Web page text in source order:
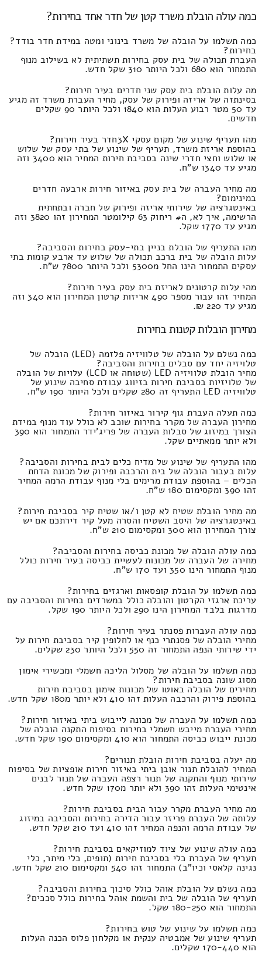
כמה עולה הובלת משרד קטן של חדר אחד בחירות?
כמה תשלמו על הובלה של משרד בינוני ומטה במידת חדר בודד?
בחירות?
העברת תכולה של בית עסק בחירות תשתיתית לא בשילוב מנוף
התמחור הוא 680 ולכל היותר 310 שקל חדש.
מה עלות הובלת בית עסק שני חדרים בעיר חירות?
בסינתזה של אריזה ופירוק של עסק, מחיר העברת משרד זה מגיע
עד 50 מטר רבוע העלות הוא 1840 ולכל היותר 90 שקלים
חדשים.
מהו תעריף שינוע של מקום עסקי 3Xחדר בעיר חירות?
בהוספת אריזת משרד, תעריף של שינוע של בתי עסק של שלוש
או שלוש וחצי חדרי שינה בסביבת חירות המחיר הוא 3400 וזה
מגיע עד 1340 ש"ח.
מה מחיר העברה של בית עסק באיזור חירות ארבעה חדרים
במינימום?
באינטגרציה של שירותי אריזה ופירוק של חברה ובתחתית
הרשימה, איך לא, ה# ריחוק 63 קילומטר המחירון זהו 3820 וזה
מגיע עד 1770 שקל.
מהו התעריף של הובלת בניין בתי-עסק בחירות והסביבה?
עלות הובלה של בית ברכב תכולה של שלוש עד ארבע קומות בתי
עסקים התמחור הינו החל מ5300 ולכל היותר 7800 ש"ח.
מהי עלות קרטונים לאריזת בית עסק בעיר חירות?
המחיר זהו עבור מספר 490 אריזות קרטון המחירון הוא 340 וזה
מגיע עד 220 ₪.
מחירון הובלות קטנות בחירות
כמה נשלם על הובלה של טלוויזיה פלזמה (LED) הובלה של
טלויזיה יחד עם סבלים בחירות והסביבה?
מחיר הובלת טלוויזיה LED (שטוחה או LCD) עלויות של הובלה
של טלויזיות בסביבת חירות בזיווג עבודת סחיבה שינוע של
טלוויזיה LED התעריף זה 280 שקלים ולכל היותר 190 ש"ח.
כמה תעלה העברת גוף קירור באיזור חירות?
מחירון העברה של מקרר בחירות שוכב לא כולל עוד מנוף במידת
הצורך במיזוג של סבלות העברה של פריג'ידר התמחור הוא 390
ולא יותר ממאתיים שקל.
מהו התעריף של שינוע של מדיח כלים לבית בחירות והסביבה?
עלות בעבור הובלה של בית והרכבה ופירוק של מכונת הדחת
הכלים – בהוספת עבודת מרימים בלי מנוף עבודת הרמה המחיר
זהו 390 ומקסימום 180 ש"ח.
מה מחיר הובלת שטיח לא קטן ו/או שטיח קיר בסביבת חירות?
באינטגרציה של היסב השטיח והסרה מעל קיר דירתכם אם יש
צורך המחירון הוא 300 ומקסימום 210 ש"ח.
כמה עולה הובלה של מכונת כביסה בחירות והסביבה?
מחירה של העברה של מכונות לעשיית כביסה בעיר חירות כולל
מנוף התמחור הינו 350 ועד 170 ש"ח.
כמה תשלמו על הובלת קופסאות וארגזים בחירות?
עריכת ארגזי הקרטון והובלה כולל במשרדים בחירות והסביבה עם
מדרגות בלבד המחירון הינו 290 ולכל היותר 190 שקל.
כמה עולה העברות פסנתר בעיר חירות?
מחירי הובלה של פסנתרי כנף או לחלופין קיר בסביבת חירות על
ידי שירותי הנפה התמחור זה 550 ולכל היותר 230 שקלים.
כמה תשלמו על הובלה של מסלול הליכה חשמלי ומכשירי אימון
מסוג שונה בסביבת חירות?
מחירים של הובלה באוטו של מכונות אימון בסביבת חירות
בהוספת פירוק והרכבה העלות זהו 410 ולא יותר מ180 שקל חדש.
כמה תשלמו על העברה של מכונה לייבוש ביתי באיזור חירות?
מחירי העברת מייבש חשמלי בחירות בסיפוח התקנה הובלה של
מכונת ייבוש כביסה התמחור הוא 410 ומקסימום 190 שקל חדש.
מה יעלה בסביבת חירות הובלת תנורים?
המחיר להובלת תנור אובן ביתי באיזור חירות אופציות של בסיפוח
שירותי מנוף והתקנה של תנור רצפה העברה של תנור לבנים
אינטימי העלות זהו 390 ולא יותר מ170 שקל חדש.
מה מחיר העברת מקרר עבור הבית בסביבת חירות?
עלותה של העברת פריזר עבור הדירה בחירות והסביבה במיזוג
של עבודת הרמה והנפה המחיר זהו 410 ועד 210 שקל חדש.
כמה עולה שינוע של ציוד למוזיקאים בסביבת חירות?
תעריף של העברת כלי בסביבת חירות (תופים, כלי מיתר, כלי
נגינה קלאסי וכיו"ב) התמחור זהו 540 ומקסימום 210 שקל חדש.
כמה נשלם על הובלת אוהל כולל סיכוך בחירות והסביבה?
תעריף של הובלה של בית והשמת אוהל בחירות כולל סככים?
התמחור הוא 180-250 שקל.
כמה תשלמו על שינוע של טוש בחירות?
תעריף שינוע של אמבטיה ענקית או מקלחון פלוס הכנה העלות
הוא 170-440 שקלים.